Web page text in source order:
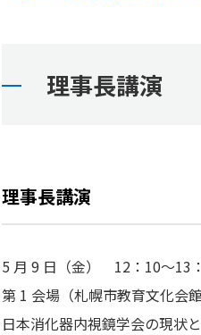
理事長講演
理事長講演
5 月 9 日（金） 12：10～13
第 1 会場（札幌市教育文化
日本消化器内視鏡学会の現状